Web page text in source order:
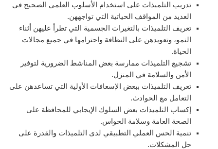
تدريب التلميذات على استخدام الأسلوب العلمي الصحيح في
العديد من المواقف الحياتية التي تواجههن.
تعريف التلميذات بالتغيرات الجسمية التي تطرأ عليهن أثناء
النمو، وتعويدهن على النظافة واحترامها في جميع مجالات
الحياة.
تشجيع التلميذات ممارسة بعض المناشط الضرورية لتوفير
الأمن والسلامة في المنزل.
تعريف التلميذات ببعض الإسعافات الأولية التي تساعدهن على
التعامل مع الحوادث.
إكساب التلميذات بعض السلوك الإيجابي للمحافظة على
الصحة العامة وسلامة الحواس.
تنمية الحس العملي التطبيقي لدى التلميذات والقدرة على
حل المشكلات.